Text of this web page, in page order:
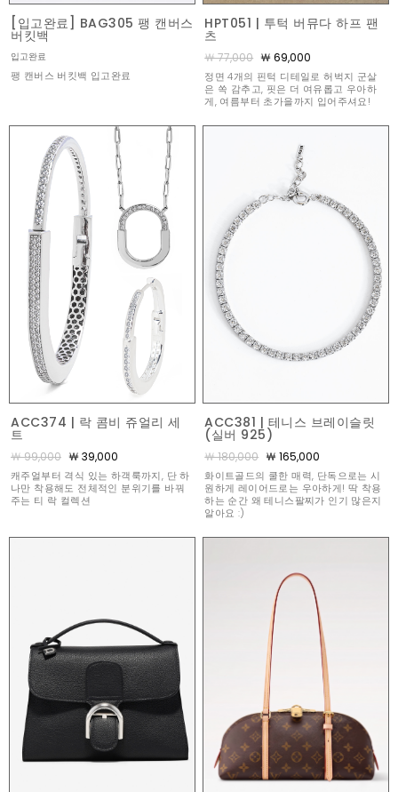
[입고완료] BAG305 팽 캔버스
버킷백
입고완료
팽 캔버스 버킷백 입고완료
HPT051 | 투턱 버뮤다 하프 팬
츠
￦ 77,000 ￦ 69,000
정면 4개의 핀턱 디테일로 허벅지 군살
은 쏙 감추고, 핏은 더 여유롭고 우아하
게, 여름부터 초가을까지 입어주셔요!
ACC374 | 락 콤비 쥬얼리 세
트
￦ 99,000 ￦ 39,000
캐주얼부터 격식 있는 하객룩까지, 단 하
나만 착용해도 전체적인 분위기를 바꿔
주는 티 락 컬렉션
ACC381 | 테니스 브레이슬릿
(실버 925)
￦ 180,000 ￦ 165,000
화이트골드의 쿨한 매력, 단독으로는 시
원하게 레이어드로는 우아하게! 딱 착용
하는 순간 왜 테니스팔찌가 인기 많은지
알아요 :)